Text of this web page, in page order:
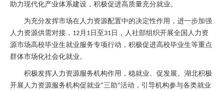
助力现代化产业体系建设，积极促进高质量充分就业。
为充分发挥市场在人力资源配置中的决定性作用，进一步加强
人力资源供需对接， 12月 1 日至 31 日，人社部组织开展全国人力资
源市场高校毕业生就业服务专项行动，积极促进高校毕业生等重点
群体市场化社会化就业。
积极发挥人力资源服务机构作用，稳就业、促发展。湖北积极
开展人力资源服务机构促就业“三助”活动，引导机构参与各类就业